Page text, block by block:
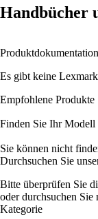
Handbücher
Es gibt keine
Empfohlene Produkte
Finden Sie Ihr Modell
Sie können nicht
Durchsuchen Sie
Bitte überprüfen Sie
oder durchsuchen Sie
Kategorie